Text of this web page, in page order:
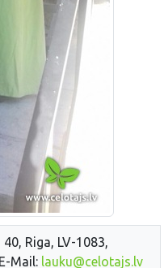
Riga, LV-1083,
Mail: lauku@celotajs.lv